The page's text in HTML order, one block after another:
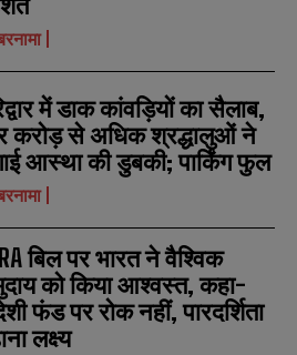
में डाक कांवड़ियों का सैलाब,
करोड़ से अधिक श्रद्धालुओं ने
आस्था की डुबकी; पार्किंग फुल
बिल पर भारत ने वैश्विक
को किया आश्वस्त, कहा-
फंड पर रोक नहीं, पारदर्शिता
लक्ष्य